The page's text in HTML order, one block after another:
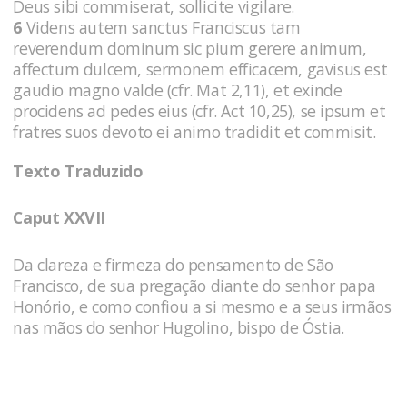
Deus sibi commiserat, sollicite vigilare.
6 Videns autem sanctus Franciscus tam
reverendum dominum sic pium gerere animum,
affectum dulcem, sermonem efficacem, gavisus est
gaudio magno valde (cfr. Mat 2,11), et exinde
procidens ad pedes eius (cfr. Act 10,25), se ipsum et
fratres suos devoto ei animo tradidit et commisit.
Texto Traduzido
Caput XXVII
Da clareza e firmeza do pensamento de São
Francisco, de sua pregação diante do senhor papa
Honório, e como confiou a si mesmo e a seus irmãos
nas mãos do senhor Hugolino, bispo de Óstia.